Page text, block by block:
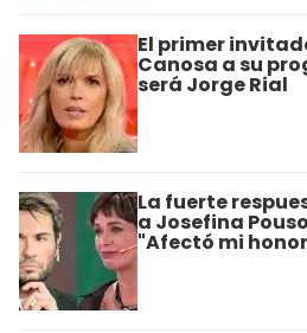
El primer
Canosa a su
será Jorge Rial
La fuerte
a Josefina
"Afectó mi